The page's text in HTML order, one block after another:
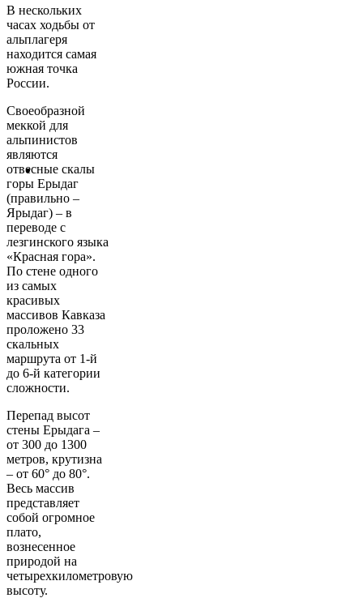
В нескольких
часах ходьбы от
альплагеря
находится самая
южная точка
России.
Своеобразной
меккой для
альпинистов
являются
отвесные скалы
горы Ерыдаг
(правильно –
Ярыдаг) – в
переводе с
лезгинского языка
«Красная гора».
По стене одного
из самых
красивых
массивов Кавказа
проложено 33
скальных
маршрута от 1-й
до 6-й категории
сложности.
Перепад высот
стены Ерыдага –
от 300 до 1300
метров, крутизна
– от 60° до 80°.
Весь массив
представляет
собой огромное
плато,
вознесенное
природой на
четырехкилометровую
высоту.